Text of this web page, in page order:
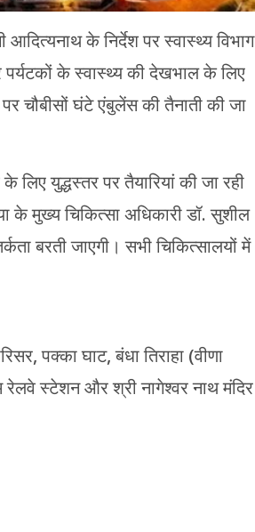
के निर्देश पर स्वास्थ्य विभाग
के स्वास्थ्य की देखभाल के लिए
चौबीसों घंटे एंबुलेंस की तैनाती की जा
लिए युद्धस्तर पर तैयारियां की जा रही
के मुख्य चिकित्सा अधिकारी डॉ. सुशील
बरती जाएगी। सभी चिकित्सालयों में
पक्का घाट, बंधा तिराहा (वीणा
रेलवे स्टेशन और श्री नागेश्वर नाथ मंदिर